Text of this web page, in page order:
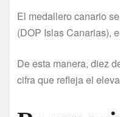
El medallero canario
(DOP Islas Canarias),
De esta manera, diez
cifra que refleja el